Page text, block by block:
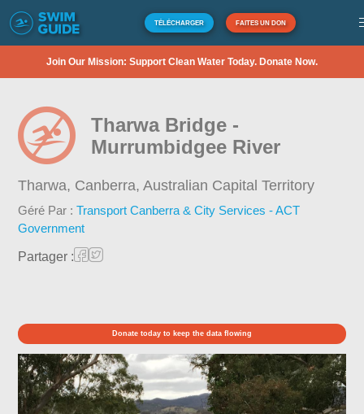
TÉLÉCHARGER FAITES UN DON
Join Our Mission: Support Clean Water Today. Donate Now.
Tharwa Bridge -
Murrumbidgee River
Tharwa, Canberra,Australian Capital Territory
Géré Par :Transport Canberra & City Services - ACT
Government
Partager :
Donate today to keep the data flowing